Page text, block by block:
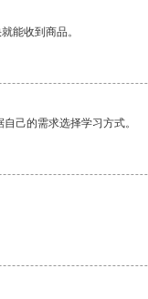
能收到商品。
己的需求选择学习方式。